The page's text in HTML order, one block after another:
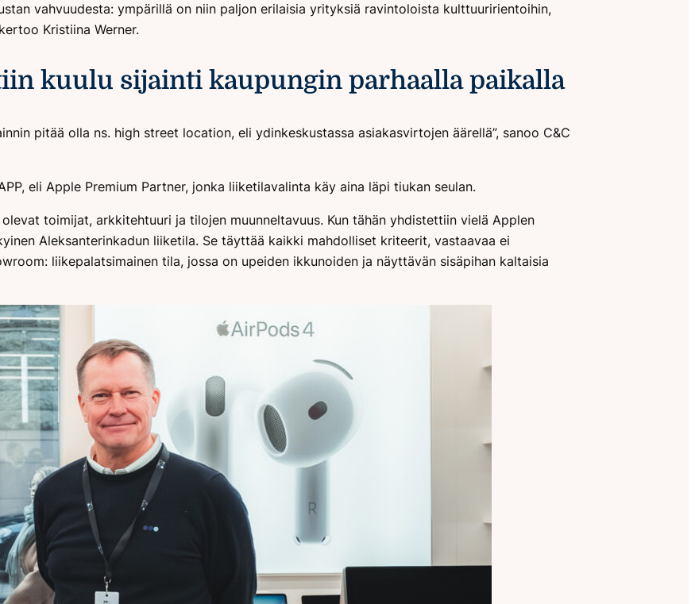
vahvuudesta: ympärillä on niin paljon erilaisia yrityksiä ravintoloista kulttuuririentoihin,
Kristiina Werner.
kuulu sijainti kaupungin parhaalla paikalla
pitää olla ns. high street location, eli ydinkeskustassa asiakasvirtojen äärellä”, sanoo C&C
eli Apple Premium Partner, jonka liiketilavalinta käy aina läpi tiukan seulan.
toimijat, arkkitehtuuri ja tilojen muunneltavuus. Kun tähän yhdistettiin vielä Applen
Aleksanterinkadun liiketila. Se täyttää kaikki mahdolliset kriteerit, vastaavaa ei
liikepalatsimainen tila, jossa on upeiden ikkunoiden ja näyttävän sisäpihan kaltaisia